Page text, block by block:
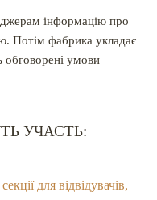
інформацію про
Потім фабрика укладає
обговорені умови
УЧАСТЬ:
для відвідувачів,